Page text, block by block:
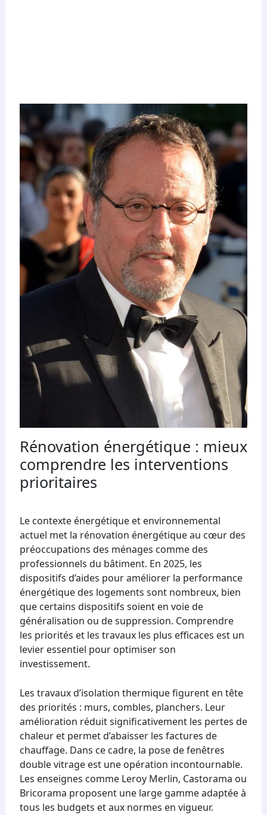
Rénovation énergétique : mieux
comprendre les interventions
prioritaires
Le contexte énergétique et environnemental
actuel met la rénovation énergétique au cœur des
préoccupations des ménages comme des
professionnels du bâtiment. En 2025, les
dispositifs d’aides pour améliorer la performance
énergétique des logements sont nombreux, bien
que certains dispositifs soient en voie de
généralisation ou de suppression. Comprendre
les priorités et les travaux les plus efficaces est un
levier essentiel pour optimiser son
investissement.
Les travaux d’isolation thermique figurent en tête
des priorités : murs, combles, planchers. Leur
amélioration réduit significativement les pertes de
chaleur et permet d’abaisser les factures de
chauffage. Dans ce cadre, la pose de fenêtres
double vitrage est une opération incontournable.
Les enseignes comme Leroy Merlin, Castorama ou
Bricorama proposent une large gamme adaptée à
tous les budgets et aux normes en vigueur.